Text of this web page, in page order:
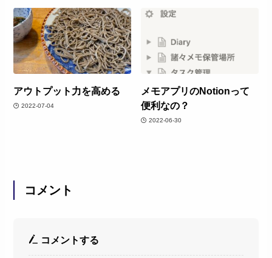
アウトプット力を高める
2022-07-04
メモアプリのNotionって
便利なの？
2022-06-30
コメント
コメントする